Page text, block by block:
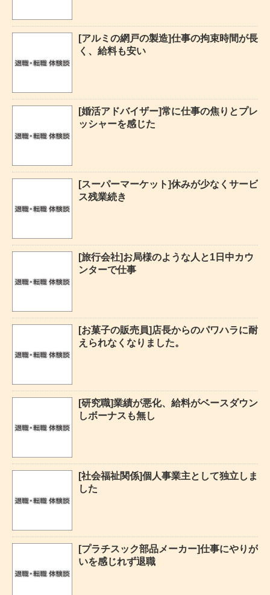
[アルミの網戸の製造]仕事の拘束時間が長
く、給料も安い
[婚活アドバイザー]常に仕事の焦りとプレ
ッシャーを感じた
[スーパーマーケット]休みが少なくサービ
ス残業続き
[旅行会社]お局様のような人と1日中カウ
ンターで仕事
[お菓子の販売員]店長からのパワハラに耐
えられなくなりました。
[研究職]業績が悪化、給料がベースダウン
しボーナスも無し
[社会福祉関係]個人事業主として独立しま
した
[プラチスック部品メーカー]仕事にやりが
いを感じれず退職